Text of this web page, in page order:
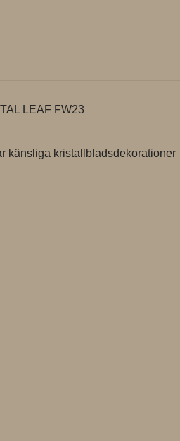
LEAF FW23
känsliga kristallbladsdekorationer